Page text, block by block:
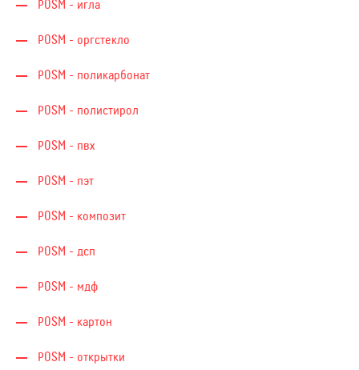
POSM - игла
POSM - оргстекло
POSM - поликарбонат
POSM - полистирол
POSM - пвх
POSM - пэт
POSM - композит
POSM - дсп
POSM - мдф
POSM - картон
POSM - открытки